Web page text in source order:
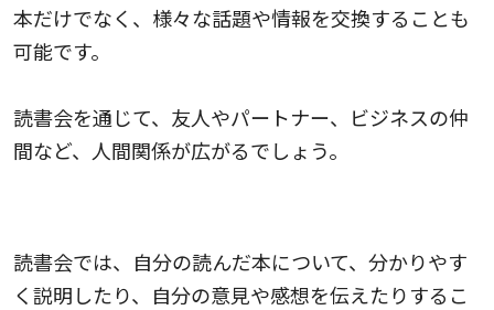
本だけでなく、様々な話題や情報を交換することも
可能です。
読書会を通じて、友人やパートナー、ビジネスの仲
間など、人間関係が広がるでしょう。
読書会では、自分の読んだ本について、分かりやす
く説明したり、自分の意見や感想を伝えたりするこ